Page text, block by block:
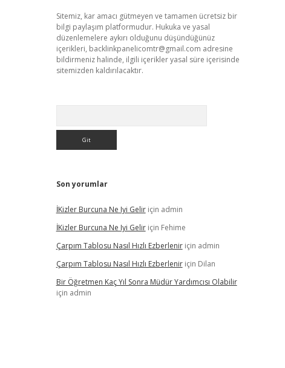
Sitemiz, kar amacı gütmeyen ve tamamen ücretsiz bir
bilgi paylaşım platformudur. Hukuka ve yasal
düzenlemelere aykırı olduğunu düşündüğünüz
içerikleri, backlinkpanelicomtr@gmail.com adresine
bildirmeniz halinde, ilgili içerikler yasal süre içerisinde
sitemizden kaldırılacaktır.
Son yorumlar
İKizler Burcuna Ne Iyi Geliriçin admin
İKizler Burcuna Ne Iyi Geliriçin Fehime
Çarpım Tablosu Nasıl Hızlı Ezberleniriçin admin
Çarpım Tablosu Nasıl Hızlı Ezberleniriçin Dilan
Bir Öğretmen Kaç Yıl Sonra Müdür Yardımcısı Olabilir
için admin